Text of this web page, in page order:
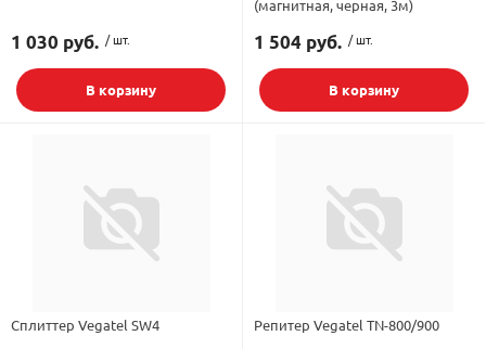
1 030 руб. / шт.
В корзину
(магнитная, черная, 3м)
1 504 руб. / шт.
В корзину
Сплиттер Vegatel SW4 Репитер Vegatel TN-800/900